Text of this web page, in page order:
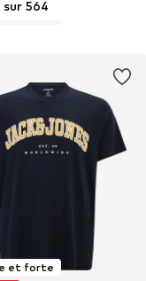
564
et forte